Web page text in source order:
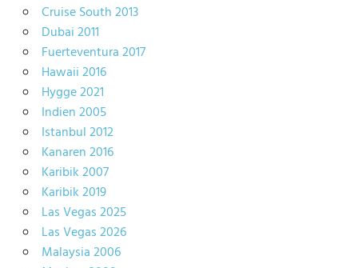
Cruise South 2013
Dubai 2011
Fuerteventura 2017
Hawaii 2016
Hygge 2021
Indien 2005
Istanbul 2012
Kanaren 2016
Karibik 2007
Karibik 2019
Las Vegas 2025
Las Vegas 2026
Malaysia 2006